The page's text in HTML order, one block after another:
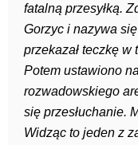
fatalną przesyłką.
Gorzyc i nazywa
przekazał teczkę w
Potem ustawiono
rozwadowskiego
się przesłuchanie.
Widząc to jeden z